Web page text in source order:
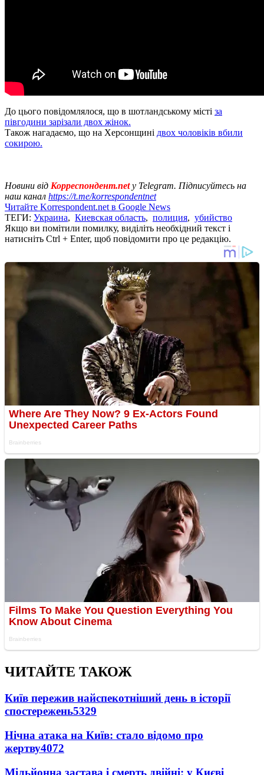
До цього повідомлялося, що в шотландському місті за
півгодини зарізали двох жінок.
Також нагадаємо, що на Херсонщині двох чоловіків вбили
сокирою.
Новини від Корреспондент.netу Telegram. Підписуйтесь на
наш канал https://t.me/korrespondentnet
Читайте Korrespondent.net в Google News
ТЕГИ: Украина, Киевская область, полиция, убийство
Якщо ви помітили помилку, виділіть необхідний текст і
натисніть Ctrl + Enter, щоб повідомити про це редакцію.
ЧИТАЙТЕ ТАКОЖ
Київ пережив найспекотніший день в історії
спостережень5329
Нічна атака на Київ: стало відомо про
жертву4072
Мільйонна застава і смерть двійні: у Києві